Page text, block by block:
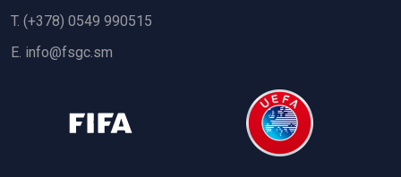
T. (+378) 0549 990515
E. info@fsgc.sm